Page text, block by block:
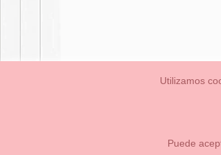
Utilizamos
Puede